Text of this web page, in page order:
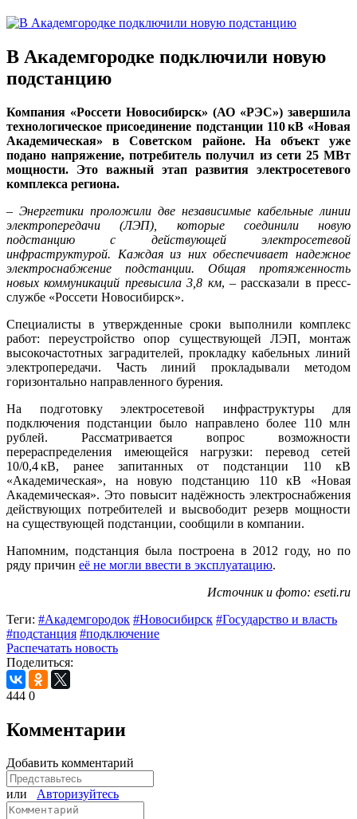
В Академгородке подключили новую
подстанцию
Компания «Россети Новосибирск» (АО «РЭС») завершила
технологическое присоединение подстанции 110 кВ «Новая
Академическая» в Советском районе. На объект уже
подано напряжение, потребитель получил из сети 25 МВт
мощности. Это важный этап развития электросетевого
комплекса региона.
– Энергетики проложили две независимые кабельные линии
электропередачи (ЛЭП), которые соединили новую
подстанцию с действующей электросетевой
инфраструктурой. Каждая из них обеспечивает надежное
электроснабжение подстанции. Общая протяженность
новых коммуникаций превысила 3,8 км, – рассказали в пресс-
службе «Россети Новосибирск».
Специалисты в утвержденные сроки выполнили комплекс
работ: переустройство опор существующей ЛЭП, монтаж
высокочастотных заградителей, прокладку кабельных линий
электропередачи. Часть линий прокладывали методом
горизонтально направленного бурения.
На подготовку электросетевой инфраструктуры для
подключения подстанции было направлено более 110 млн
рублей. Рассматривается вопрос возможности
перераспределения имеющейся нагрузки: перевод сетей
10/0,4 кВ, ранее запитанных от подстанции 110 кВ
«Академическая», на новую подстанцию 110 кВ «Новая
Академическая». Это повысит надёжность электроснабжения
действующих потребителей и высвободит резерв мощности
на существующей подстанции, сообщили в компании.
Напомним, подстанция была построена в 2012 году, но по
ряду причин её не могли ввести в эксплуатацию.
Источник и фото: eseti.ru
Теги: #Академгородок #Новосибирск #Государство и власть
#подстанция #подключение
Распечатать новость
Поделиться:
444 0
Комментарии
Добавить комментарий
или Авторизуйтесь